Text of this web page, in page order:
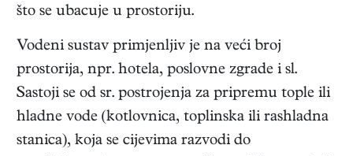
što se ubacuje u prostoriju.
Vodeni sustav primjenljiv je na veći broj
prostorija, npr. hotela, poslovne zgrade i sl.
Sastoji se od sr. postrojenja za pripremu tople ili
hladne vode (kotlovnica, toplinska ili rashladna
stanica), koja se cijevima razvodi do